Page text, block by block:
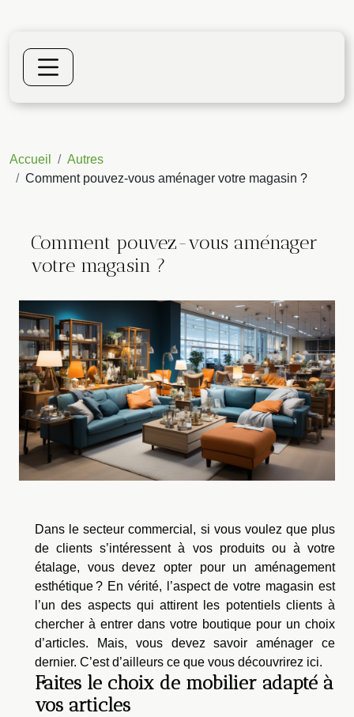
Accueil
Autres
Comment pouvez-vous aménager votre magasin ?
Comment pouvez-vous aménager
votre magasin ?
Dans le secteur commercial, si vous voulez que plus
de clients s’intéressent à vos produits ou à votre
étalage, vous devez opter pour un aménagement
esthétique ? En vérité, l’aspect de votre magasin est
l’un des aspects qui attirent les potentiels clients à
chercher à entrer dans votre boutique pour un choix
d’articles. Mais, vous devez savoir aménager ce
dernier. C’est d’ailleurs ce que vous découvrirez ici.
Faites le choix de mobilier adapté à
vos articles